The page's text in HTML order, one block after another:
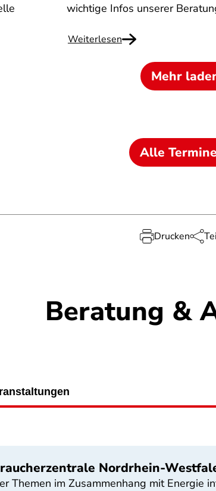
wichtige Infos unserer
Weiterlesen
Mehr
Alle Termine
Drucken
Beratung &
Nordrhein-
Themen im Zusammenhang mit Energie